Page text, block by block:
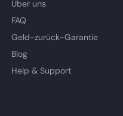
Über uns
FAQ
Geld-zurück-Garantie
Blog
Help & Support